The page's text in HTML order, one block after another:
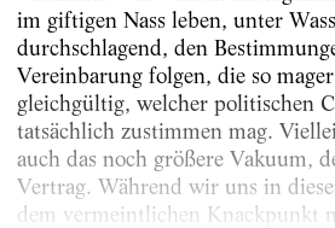
im giftigen Nass leben, unter
durchschlagend, den
Vereinbarung folgen, die so
gleichgültig, welcher politischen
tatsächlich zustimmen mag.
auch das noch größere Vakuum,
Vertrag. Während wir uns in
dem vermeintlichen Knackpunkt